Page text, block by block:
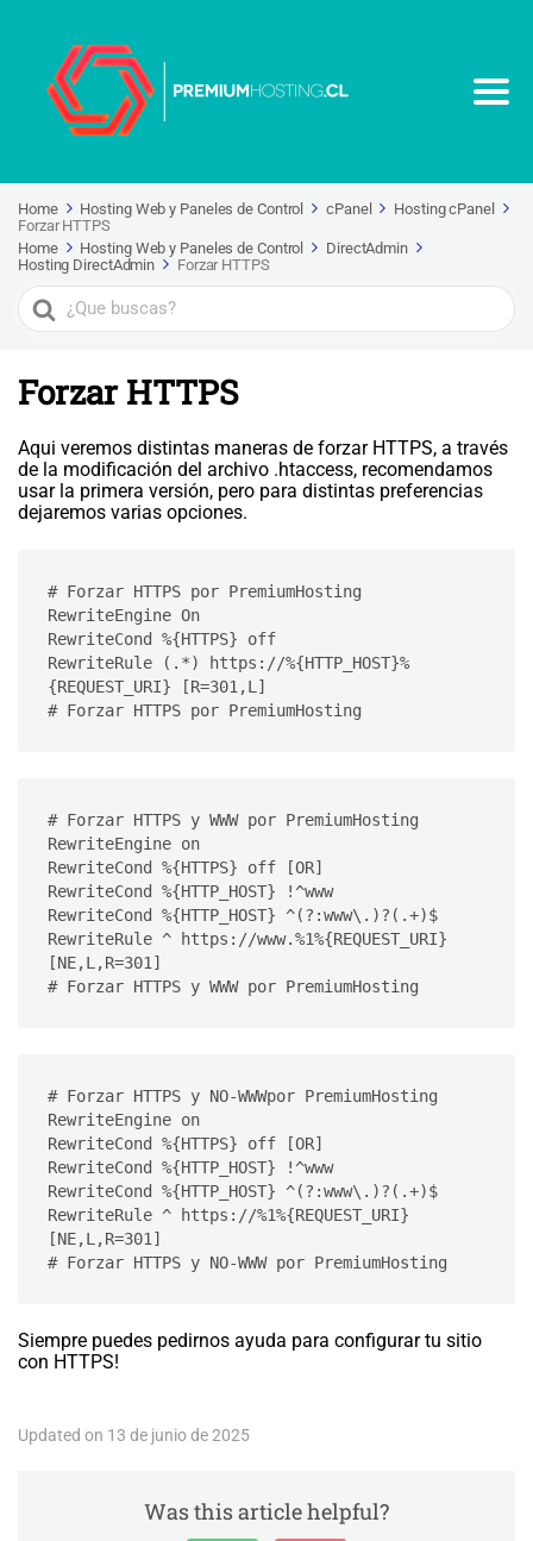
Home Hosting Web y Paneles de Control cPanel
Hosting cPanel
Forzar HTTPS
Home
Hosting Web y Paneles de Control
DirectAdmin
Hosting DirectAdmin
Forzar HTTPS
Search
For
Forzar HTTPS
Aqui veremos distintas maneras de forzar HTTPS, a través
de la modificación del archivo .htaccess, recomendamos
usar la primera versión, pero para distintas preferencias
dejaremos varias opciones.
# Forzar HTTPS por PremiumHosting
RewriteEngine On
RewriteCond %{HTTPS} off
RewriteRule (.*) https://%{HTTP_HOST}%
{REQUEST_URI} [R=301,L]
# Forzar HTTPS por PremiumHosting
# Forzar HTTPS y WWW por PremiumHosting
RewriteEngine on
RewriteCond %{HTTPS} off [OR]
RewriteCond %{HTTP_HOST} !^www
RewriteCond %{HTTP_HOST} ^(?:www\.)?(.+)$
RewriteRule ^ https://www.%1%{REQUEST_URI}
[NE,L,R=301]
# Forzar HTTPS y WWW por PremiumHosting
# Forzar HTTPS y NO-WWWpor PremiumHosting
RewriteEngine on
RewriteCond %{HTTPS} off [OR]
RewriteCond %{HTTP_HOST} !^www
RewriteCond %{HTTP_HOST} ^(?:www\.)?(.+)$
RewriteRule ^ https://%1%{REQUEST_URI}
[NE,L,R=301]
# Forzar HTTPS y NO-WWW por PremiumHosting
Siempre puedes pedirnos ayuda para configurar tu sitio
con HTTPS!
Updated on 13 de junio de 2025
Was this article helpful?